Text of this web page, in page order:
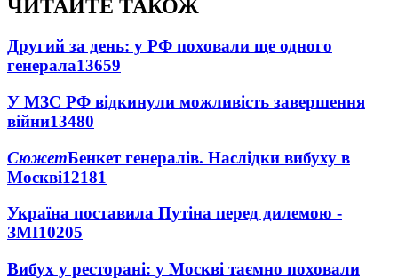
ЧИТАЙТЕ ТАКОЖ
Другий за день: у РФ поховали ще одного
генерала13659
У МЗС РФ відкинули можливість завершення
війни13480
СюжетБенкет генералів. Наслідки вибуху в
Москві12181
Україна поставила Путіна перед дилемою -
ЗМІ10205
Вибух у ресторані: у Москві таємно поховали